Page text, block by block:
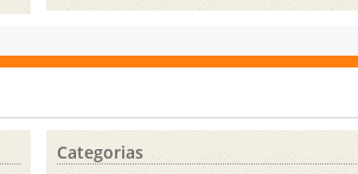
Categorias